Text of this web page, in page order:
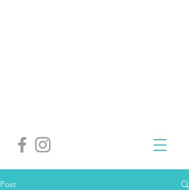
Post